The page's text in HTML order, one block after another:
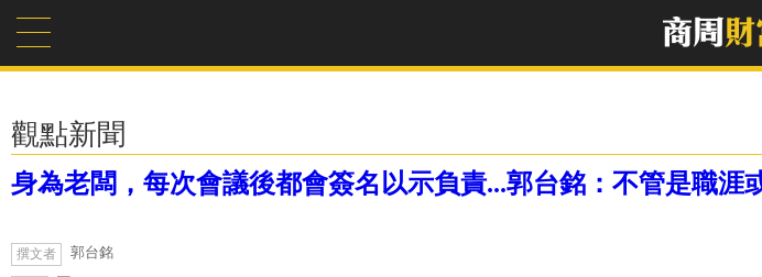
觀點新聞
身為老闆，每次會議後都會簽名以示負責...郭台銘：不管是職涯
撰文者 郭台銘